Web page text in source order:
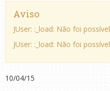
Aviso
JUser: :_load: Não foi
JUser: :_load: Não foi
10/04/15